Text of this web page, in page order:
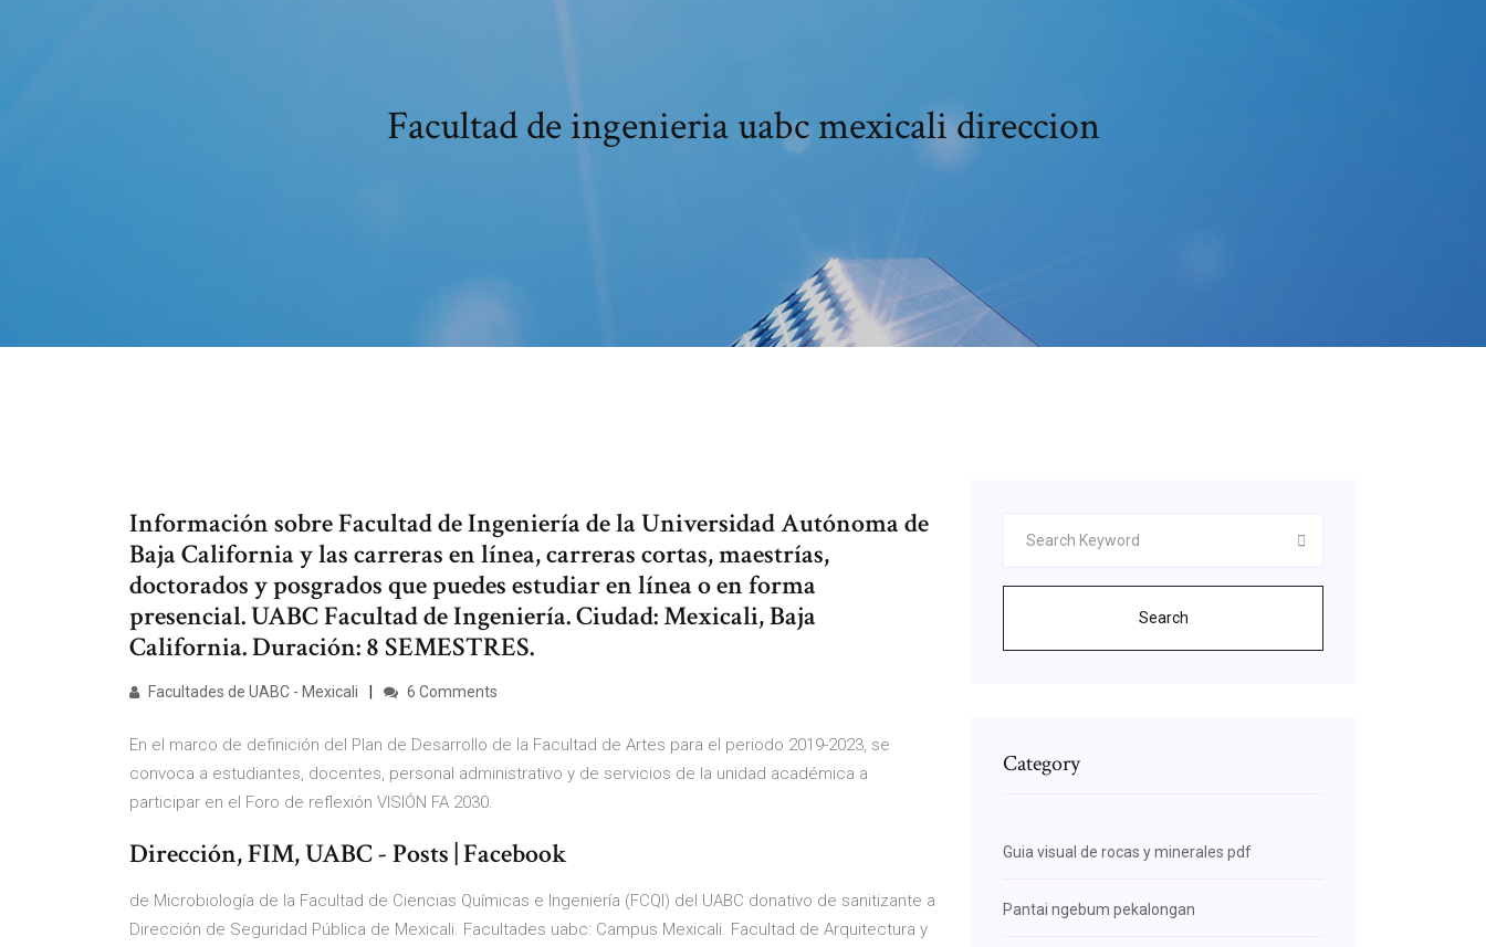
Facultad de ingenieria uabc mexicali direccion
Información sobre Facultad de Ingeniería de la Universidad Autónoma de
Baja California y las carreras en línea, carreras cortas, maestrías,
doctorados y posgrados que puedes estudiar en línea o en forma
presencial. UABC Facultad de Ingeniería. Ciudad: Mexicali, Baja
California. Duración: 8 SEMESTRES.
Facultades de UABC - Mexicali 6 Comments
En el marco de definición del Plan de Desarrollo de la Facultad de Artes para el periodo 2019-2023, se
convoca a estudiantes, docentes, personal administrativo y de servicios de la unidad académica a
participar en el Foro de reflexión VISIÓN FA 2030.
Dirección, FIM, UABC - Posts | Facebook
de Microbiología de la Facultad de Ciencias Químicas e Ingeniería (FCQI) del UABC donativo de sanitizante a
Dirección de Seguridad Pública de Mexicali. Facultades uabc: Campus Mexicali. Facultad de Arquitectura y
Search
Category
Guia visual de rocas y minerales pdf
Pantai ngebum pekalongan